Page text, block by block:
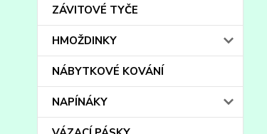
ZÁVITOVÉ TYČE
HMOŽDINKY
NÁBYTKOVÉ KOVÁNÍ
NAPÍNÁKY